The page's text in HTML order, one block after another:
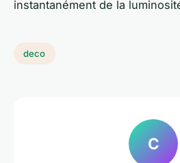
instantanément de la
deco
C